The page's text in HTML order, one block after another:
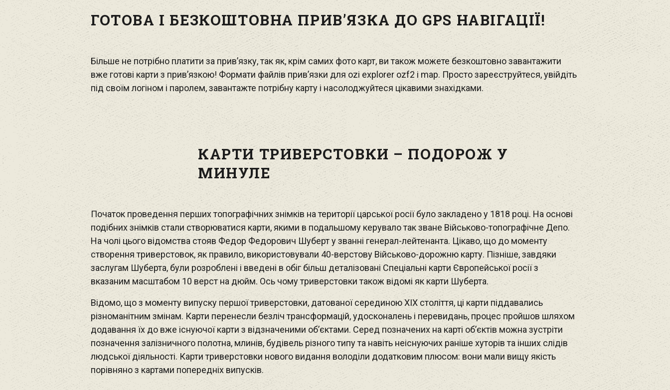
ГОТОВА І БЕЗКОШТОВНА ПРИВ’ЯЗКА ДО GPS НАВІГАЦІЇ!
Більше не потрібно платити за прив’язку, так як, крім самих фото карт, ви також можете безкоштовно завантажити
вже готові карти з прив’язкою! Формати файлів прив’язки для ozi explorer ozf2 і map. Просто зареєструйтеся, увійдіть
під своїм логіном і паролем, завантажте потрібну карту і насолоджуйтеся цікавими знахідками.
КАРТИ ТРИВЕРСТОВКИ – ПОДОРОЖ У
МИНУЛЕ
Початок проведення перших топографічних знімків на території царської росії було закладено у 1818 році. На основі
подібних знімків стали створюватися карти, якими в подальшому керувало так зване Військово-топографічне Депо.
На чолі цього відомства стояв Федор Федорович Шуберт у званні генерал-лейтенанта. Цікаво, що до моменту
створення триверстовок, як правило, використовували 40-верстову Військово-дорожню карту. Пізніше, завдяки
заслугам Шуберта, були розроблені і введені в обіг більш деталізовані Спеціальні карти Європейської росії з
вказаним масштабом 10 верст на дюйм. Ось чому триверстовки також відомі як карти Шуберта.
Відомо, що з моменту випуску першої триверстовки, датованої серединою XIX століття, ці карти піддавались
різноманітним змінам. Карти перенесли безліч трансформацій, удосконалень і перевидань, процес пройшов шляхом
додавання їх до вже існуючої карти з відзначеними об’єктами. Серед позначених на карті об’єктів можна зустріти
позначення залізничного полотна, млинів, будівель різного типу та навіть неіснуючих раніше хуторів та інших слідів
людської діяльності. Карти триверстовки нового видання володіли додатковим плюсом: вони мали вищу якість
порівняно з картами попередніх випусків.